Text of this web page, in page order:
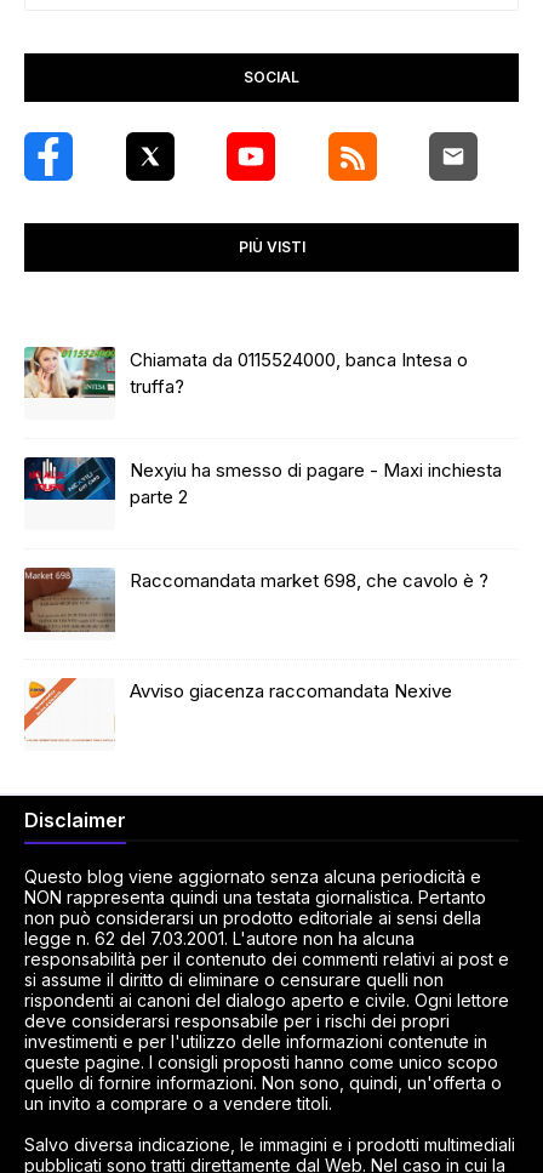
SOCIAL
PIÙ VISTI
Chiamata da 0115524000, banca Intesa o
truffa?
Nexyiu ha smesso di pagare - Maxi inchiesta
parte 2
Raccomandata market 698, che cavolo è ?
Avviso giacenza raccomandata Nexive
Disclaimer
Questo blog viene aggiornato senza alcuna periodicità e
NON rappresenta quindi una testata giornalistica. Pertanto
non può considerarsi un prodotto editoriale ai sensi della
legge n. 62 del 7.03.2001. L'autore non ha alcuna
responsabilità per il contenuto dei commenti relativi ai post e
si assume il diritto di eliminare o censurare quelli non
rispondenti ai canoni del dialogo aperto e civile. Ogni lettore
deve considerarsi responsabile per i rischi dei propri
investimenti e per l'utilizzo delle informazioni contenute in
queste pagine. I consigli proposti hanno come unico scopo
quello di fornire informazioni. Non sono, quindi, un'offerta o
un invito a comprare o a vendere titoli.
Salvo diversa indicazione, le immagini e i prodotti multimediali
pubblicati sono tratti direttamente dal Web. Nel caso in cui la